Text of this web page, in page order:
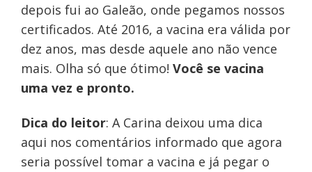
depois fui ao Galeão, onde pegamos nossos
certificados. Até 2016, a vacina era válida por
dez anos, mas desde aquele ano não vence
mais. Olha só que ótimo! Você se vacina
uma vez e pronto.
Dica do leitor: A Carina deixou uma dica
aqui nos comentários informado que agora
seria possível tomar a vacina e já pegar o